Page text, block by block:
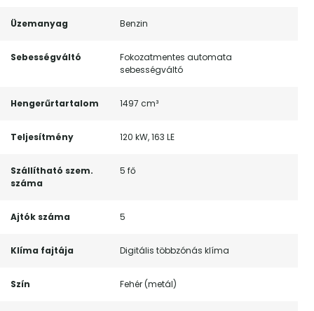
Üzemanyag Benzin
Sebességváltó
Fokozatmentes automata
sebességváltó
Hengerűrtartalom 1497 cm³
Teljesítmény 120 kW, 163 LE
Szállítható szem.
száma
5 fő
Ajtók száma 5
Klíma fajtája Digitális többzónás klíma
Szín Fehér (metál)